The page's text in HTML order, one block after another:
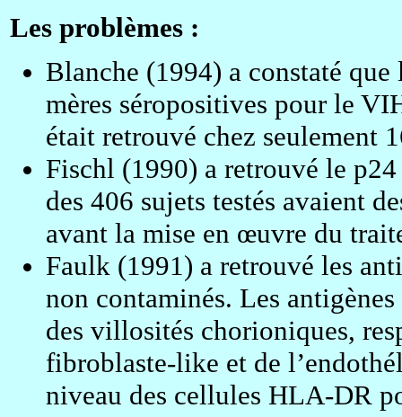
Les problèmes :
Blanche (1994) a constaté
mères séropositives pour le
était retrouvé chez seulement
Fischl (1990) a retrouvé le
des 406 sujets testés avaient
avant la mise en œuvre du
Faulk (1991) a retrouvé les
non contaminés. Les
des villosités chorioniques,
fibroblaste-like et de
niveau des cellules HLA-DR